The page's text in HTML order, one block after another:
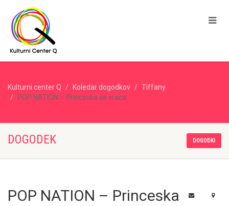
Kulturni center Q Koledar dogodkov
Tiffany
POP NATION – Princeska se vrača
DOGODEK DOGODKI
POP NATION – Princeska